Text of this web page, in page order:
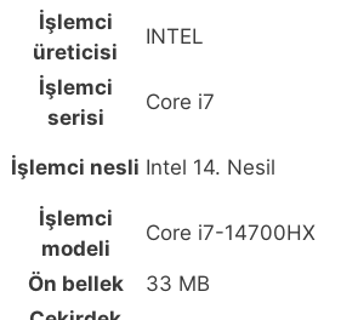
250
GeForce
RTX
5050
100W
16GB
DDR5
1TB
SSD
İşlemci
üreticisi
INTEL
İşlemci
serisi
Core i7
İşlemci nesli Intel 14. Nesil
İşlemci
modeli
Core i7-14700HX
Ön bellek 33 MB